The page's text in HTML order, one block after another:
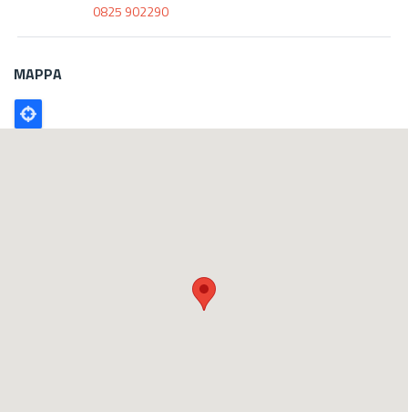
0825 902290
MAPPA
Poligono
GEO